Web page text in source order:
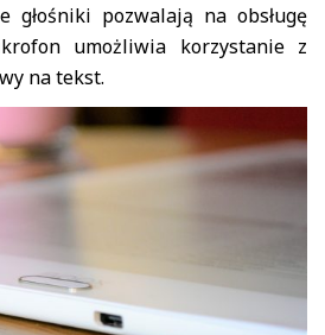
głośniki pozwalają na obsługę
umożliwia korzystanie z
na tekst.